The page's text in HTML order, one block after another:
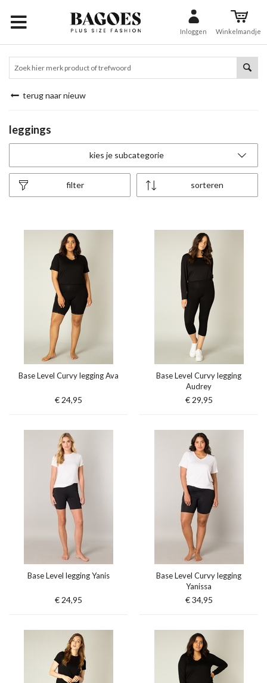
Inloggen Winkelmandje
terug naar nieuw
leggings
kies je subcategorie
sorteren
filter
Base Level Curvy legging Ava
€ 24,95
Base Level Curvy legging
Audrey
€ 29,95
Base Level legging Yanis
€ 24,95
Base Level Curvy legging
Yanissa
€ 34,95